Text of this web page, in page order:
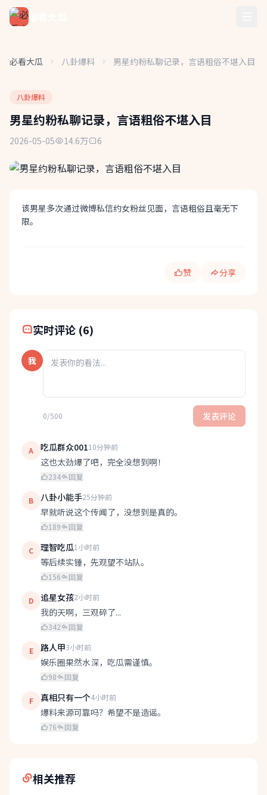
必看大瓜 八卦爆料 男星约粉私聊记录，言语粗俗不堪入目
八卦爆料
男星约粉私聊记录，言语粗俗不堪入目
2026-05-05 14.6万 6
该男星多次通过微博私信约女粉丝见面，言语粗俗且毫无下
限。
赞 分享
实时评论 (6)
我
0/500 发表评论
A 吃瓜群众00110分钟前
这也太劲爆了吧，完全没想到啊！
234 回复
B 八卦小能手25分钟前
早就听说这个传闻了，没想到是真的。
189 回复
C 理智吃瓜1小时前
等后续实锤，先观望不站队。
156 回复
D 追星女孩2小时前
我的天啊，三观碎了...
342 回复
E 路人甲3小时前
娱乐圈果然水深，吃瓜需谨慎。
98 回复
F 真相只有一个4小时前
爆料来源可靠吗？希望不是造谣。
76 回复
相关推荐